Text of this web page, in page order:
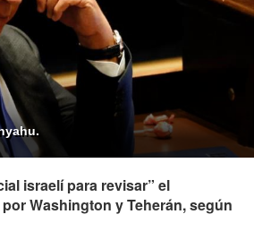
israelí para revisar” el
Washington y Teherán, según